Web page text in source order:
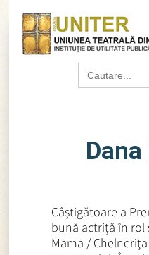
Search
for:
Câştigătoare a
bună actriţă în
Mama /